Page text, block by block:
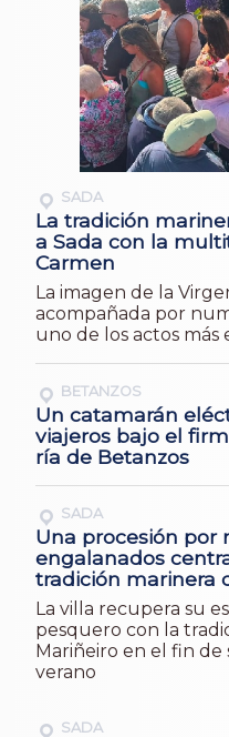
SADA
La tradición
a Sada con la
Carmen
La imagen de la
acompañada por
uno de los actos más
BETANZOS
Un catamarán
viajeros bajo el
ría de Betanzos
SADA
Una procesión por
engalanados
tradición marinera
La villa recupera su
pesquero con la
Mariñeiro en el fin de
verano
SADA